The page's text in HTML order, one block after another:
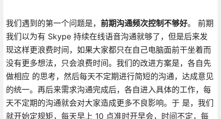
我们遇到的第一个问题是， 前期沟通频次控制不够好。 前期
我们以为有 Skype 持续在线语音沟通就够了，但是后来发
现这样更浪费时间，如果大家都只在自己电脑面前干坐着而
没有更多想法，只会浪费时间。我们的改进方案是，各自先
做相应 的思考，然后每天不定期进行简短的沟通，达成意见
的统一。再后来需求沟通完成后，各自进入具体的工作，每
天不定期的沟通就会对大家造成更多不良影响。于 是，我们
就开始定规矩，每天早上 10 点准时开早会，时间不定，每